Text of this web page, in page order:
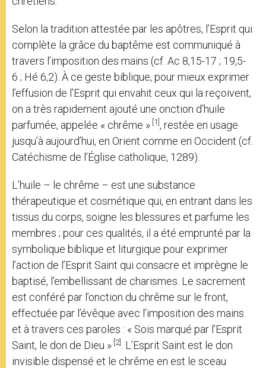
Selon la tradition attestée par les apôtres, l’Esprit qui
complète la grâce du baptême est communiqué à
travers l’imposition des mains (cf. Ac 8,15-17 ; 19,5-
6 ; Hé 6,2). À ce geste biblique, pour mieux exprimer
l’effusion de l’Esprit qui envahit ceux qui la reçoivent,
on a très rapidement ajouté une onction d’huile
parfumée, appelée « chrême » [1], restée en usage
jusqu’à aujourd’hui, en Orient comme en Occident (cf.
Catéchisme de l’Église catholique, 1289).
L’huile – le chrême – est une substance
thérapeutique et cosmétique qui, en entrant dans les
tissus du corps, soigne les blessures et parfume les
membres ; pour ces qualités, il a été emprunté par la
symbolique biblique et liturgique pour exprimer
l’action de l’Esprit Saint qui consacre et imprègne le
baptisé, l’embellissant de charismes. Le sacrement
est conféré par l’onction du chrême sur le front,
effectuée par l’évêque avec l’imposition des mains
et à travers ces paroles : « Sois marqué par l’Esprit
Saint, le don de Dieu » [2]
. L’Esprit Saint est le don
invisible dispensé et le chrême en est le sceau